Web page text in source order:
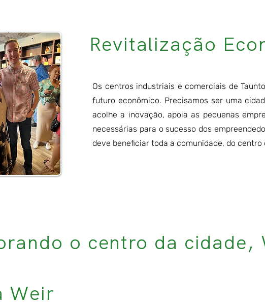
Revitalização
Os centros industriais e comerciais de
futuro econômico. Precisamos ser uma
acolhe a inovação, apoia as pequenas
necessárias para o sucesso dos
deve beneficiar toda a comunidade, do centro
o centro da cidade,
Weir